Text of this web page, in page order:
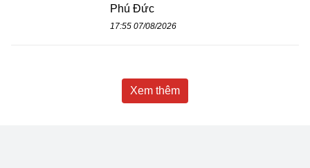
Phú Đức
17:55 07/08/2026
Xem thêm